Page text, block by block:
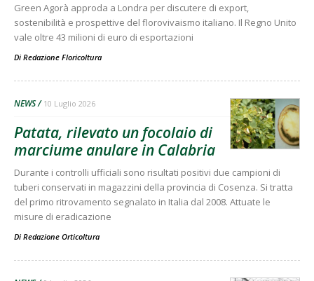
Green Agorà approda a Londra per discutere di export,
sostenibilità e prospettive del florovivaismo italiano. Il Regno Unito
vale oltre 43 milioni di euro di esportazioni
Di Redazione Floricoltura
NEWS 10 Luglio 2026
Patata, rilevato un focolaio di
marciume anulare in Calabria
Durante i controlli ufficiali sono risultati positivi due campioni di
tuberi conservati in magazzini della provincia di Cosenza. Si tratta
del primo ritrovamento segnalato in Italia dal 2008. Attuate le
misure di eradicazione
Di Redazione Orticoltura